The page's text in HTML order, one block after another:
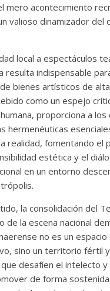
mero acontecimiento
valioso dinamizador del
local a espectáculos
resulta indispensable
bienes artísticos de alta
como un espejo
proporciona a los
hermenéuticas
realidad, fomentando el
estética y el
en un entorno
la consolidación del
de la escena nacional
no es un espacio
sino un territorio fértil
desafíen el intelecto y
de forma